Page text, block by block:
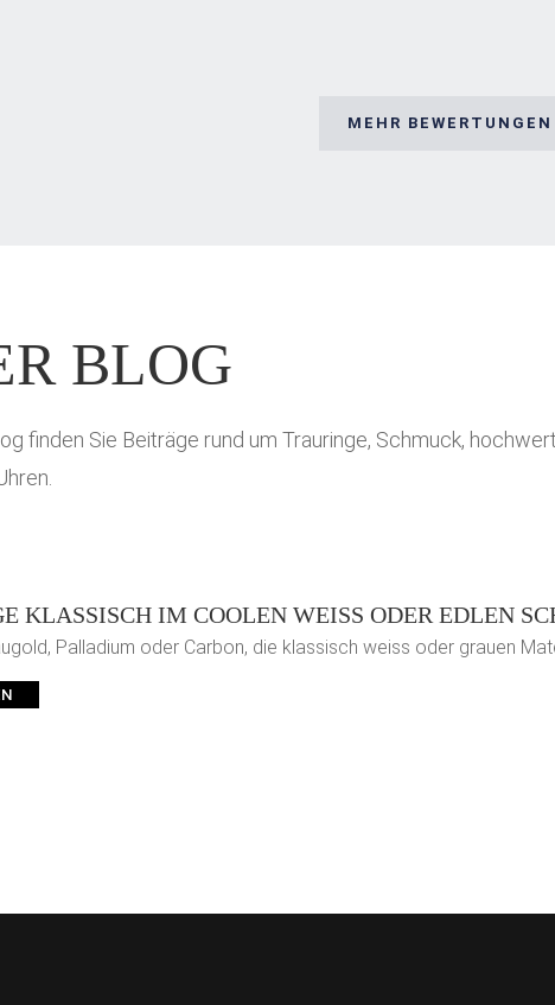
MEHR
BLOG
finden Sie Beiträge rund um Trauringe, Schmuck,
KLASSISCH IM COOLEN WEISS ODER EDLEN
Palladium oder Carbon, die klassisch weiss oder grauen